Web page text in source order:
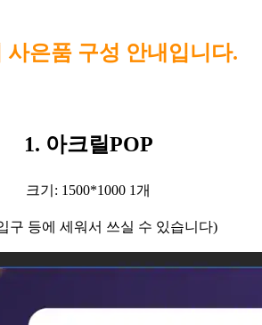
사은품 구성 안내입니다.
1. 아크릴POP
크기: 1500*1000 1개
구 등에 세워서 쓰실 수 있습니다)